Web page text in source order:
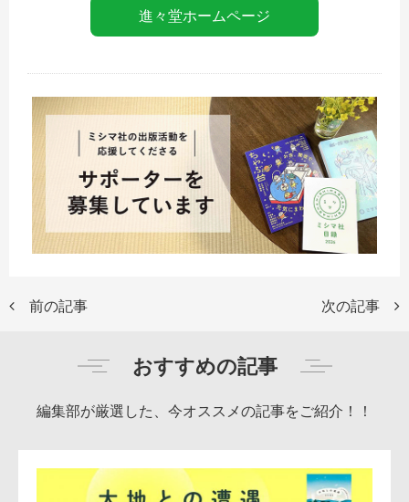
進々堂ホームページ
前の記事 次の記事
おすすめの記事
編集部が厳選した、今オススメの記事をご紹介！！